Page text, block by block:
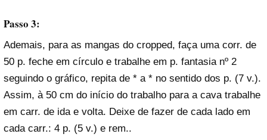
Passo 3:
Ademais, para as mangas do cropped, faça uma corr. de
50 p. feche em círculo e trabalhe em p. fantasia nº 2
seguindo o gráfico, repita de * a * no sentido dos p. (7 v.).
Assim, à 50 cm do início do trabalho para a cava trabalhe
em carr. de ida e volta. Deixe de fazer de cada lado em
cada carr.: 4 p. (5 v.) e rem..